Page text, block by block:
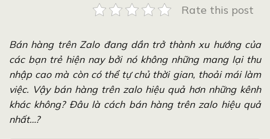
Rate this post
Bán hàng trên Zalo đang dần trở thành xu hướng của
các bạn trẻ hiện nay bởi nó không những mang lại thu
nhập cao mà còn có thể tự chủ thời gian, thoải mái làm
việc. Vậy bán hàng trên zalo hiệu quả hơn những kênh
khác không? Đâu là cách bán hàng trên zalo hiệu quả
nhất…?